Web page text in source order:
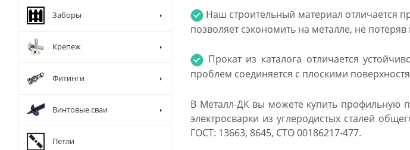
Наш строительный материал отличается
позволяет сэкономить на металле, не
Прокат из каталога отличается
проблем соединяется с плоскими
В Металл-ДК вы можете купить профильную
электросварки из углеродистых сталей
ГОСТ: 13663, 8645, СТО 00186217-477.
Заборы
Крепеж
Фитинги
Винтовые сваи
Петли